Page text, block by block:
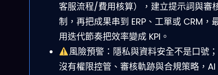
客服流程/費用核算），建立提示詞與審
制，再把成果串到 ERP、工單或 CRM，
用迭代節奏把效率變成 KPI。
風險預警：隱私與資料安全不是口號
沒有權限控管、審核軌跡與合規策略，